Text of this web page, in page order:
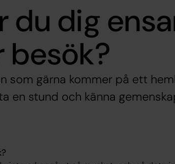
du dig
besök?
som gärna kommer på ett
en stund och känna